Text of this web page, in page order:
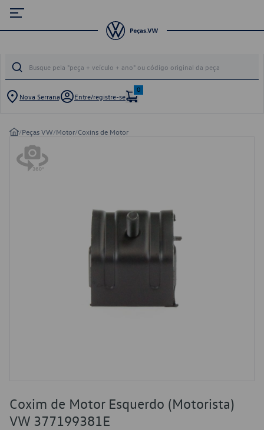
Nova Serrana Entre/registre-se
0
/Peças VW/Motor/Coxins de Motor
Coxim de Motor Esquerdo (Motorista)
VW 377199381E